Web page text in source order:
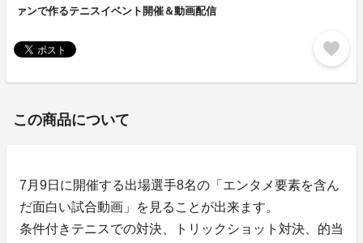
ァンで作るテニスイベント開催＆動画配信
favorite
この商品について
7月9日に開催する出場選手8名の「エンタメ要素を含ん
だ面白い試合動画」を見ることが出来ます。
条件付きテニスでの対決、トリックショット対決、的当